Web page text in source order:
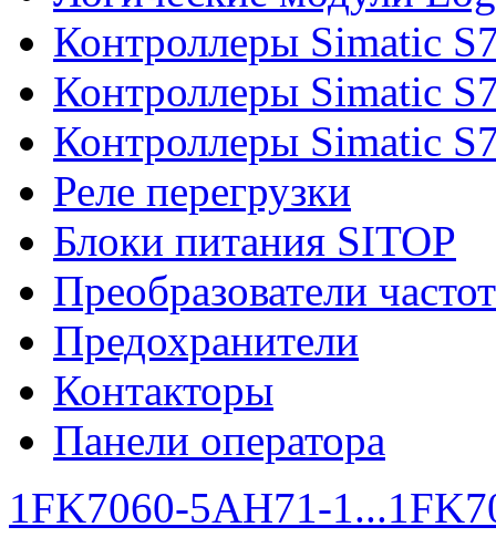
Контроллеры Simatic
Контроллеры Simatic
Контроллеры Simatic
Реле перегрузки
Блоки питания SITOP
Преобразователи
Предохранители
Контакторы
Панели оператора
1FK7060-5AH71-1...